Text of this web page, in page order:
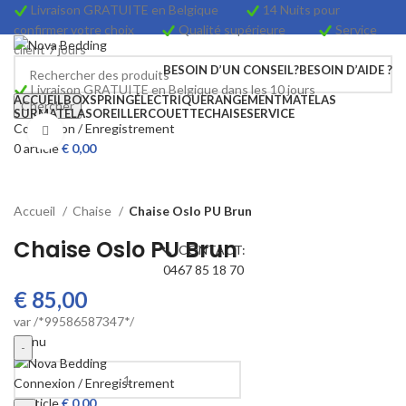
Livraison GRATUITE en Belgique
14 Nuits pour
confirmer votre choix
Qualité supérieure
Service
client 7 jours
BESOIN D’UN CONSEIL?BESOIN D’AIDE ?
Livraison GRATUITE en Belgique dans les 10 jours
Chercher
Connexion / Enregistrement
0article€ 0,00
📞 CONTACT:
0467 85 18 70
var /*99586587347*/
Menu
Connexion / Enregistrement
0article€0,00
ACCUEILBOXSPRINGÉLECTRIQUERANGEMENTMATELAS
SURMATELASOREILLERCOUETTECHAISESERVICE
Cliquez pour agrandir
Accueil Chaise Chaise Oslo PU Brun
Chaise Oslo PU Brun
€ 85,00
q
u